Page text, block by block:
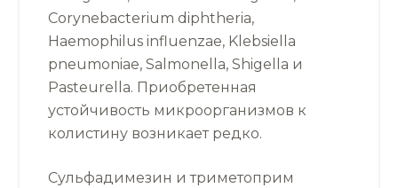
Corynebacterium diphtheria,
Haemophilus influenzae, Klebsiella
pneumoniae, Salmonella, Shigella и
Pasteurella. Приобретенная
устойчивость микроорганизмов к
колистину возникает редко.
Сульфадимезин и триметоприм